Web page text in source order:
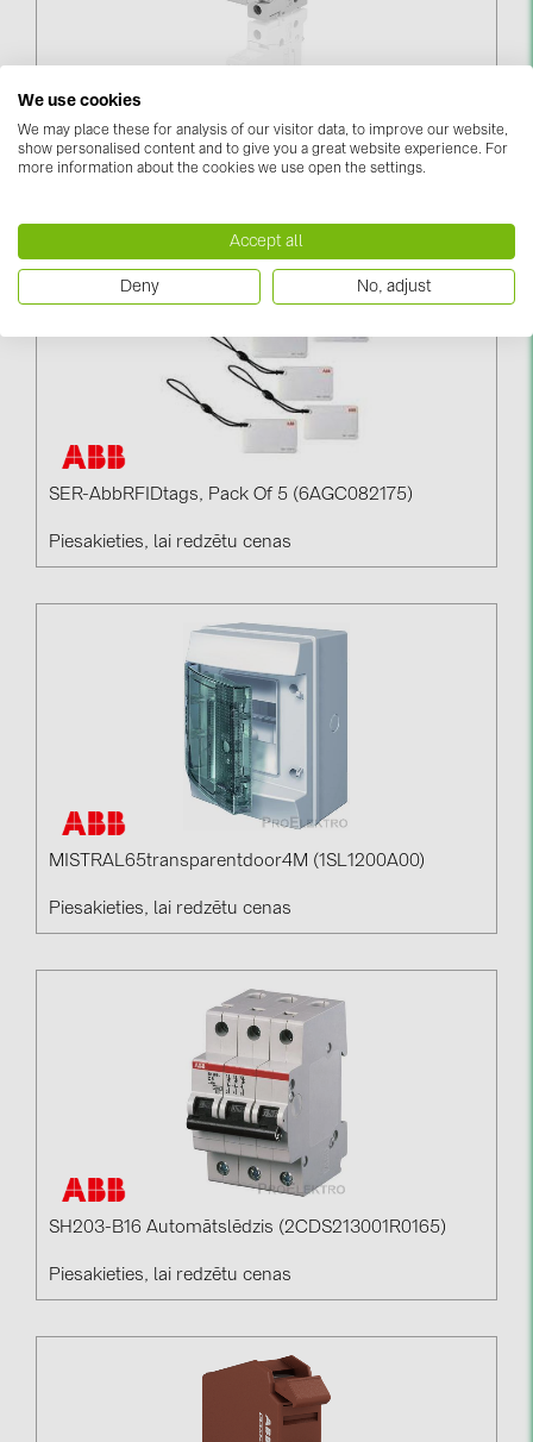
OVR T2 40-275s P QS (2CTB815704R1200)
Piesakieties, lai redzētu cenas
SER-AbbRFIDtags, Pack Of 5 (6AGC082175)
Piesakieties, lai redzētu cenas
MISTRAL65transparentdoor4M (1SL1200A00)
Piesakieties, lai redzētu cenas
SH203-B16 Automātslēdzis (2CDS213001R0165)
Piesakieties, lai redzētu cenas
We use cookies
We may place these for analysis of our visitor data, to improve our website,
show personalised content and to give you a great website experience. For
more information about the cookies we use open the settings.
Accept all
Deny No, adjust